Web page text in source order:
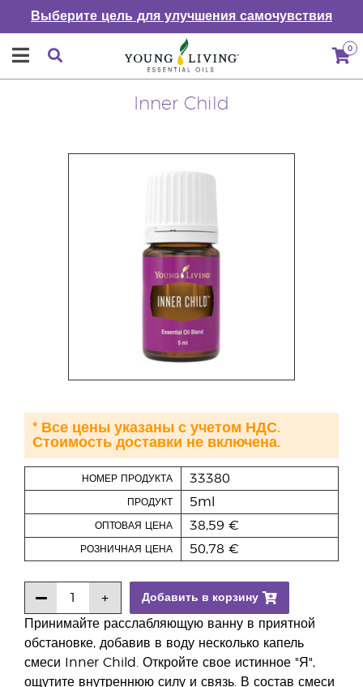
Выберите цель для улучшения самочувствия
0
Inner Child
Принимайте расслабляющую ванну в приятной
обстановке, добавив в воду несколько капель
смеси Inner Child. Откройте свое истинное "Я",
ощутите внутреннюю силу и связь. В состав смеси
НОМЕР ПРОДУКТА 33380
ПРОДУКТ 5ml
ОПТОВАЯ ЦЕНА 38,59 €
РОЗНИЧНАЯ ЦЕНА 50,78 €
Добавить в корзину
* Все цены указаны с учетом НДС.
Стоимость доставки не включена.